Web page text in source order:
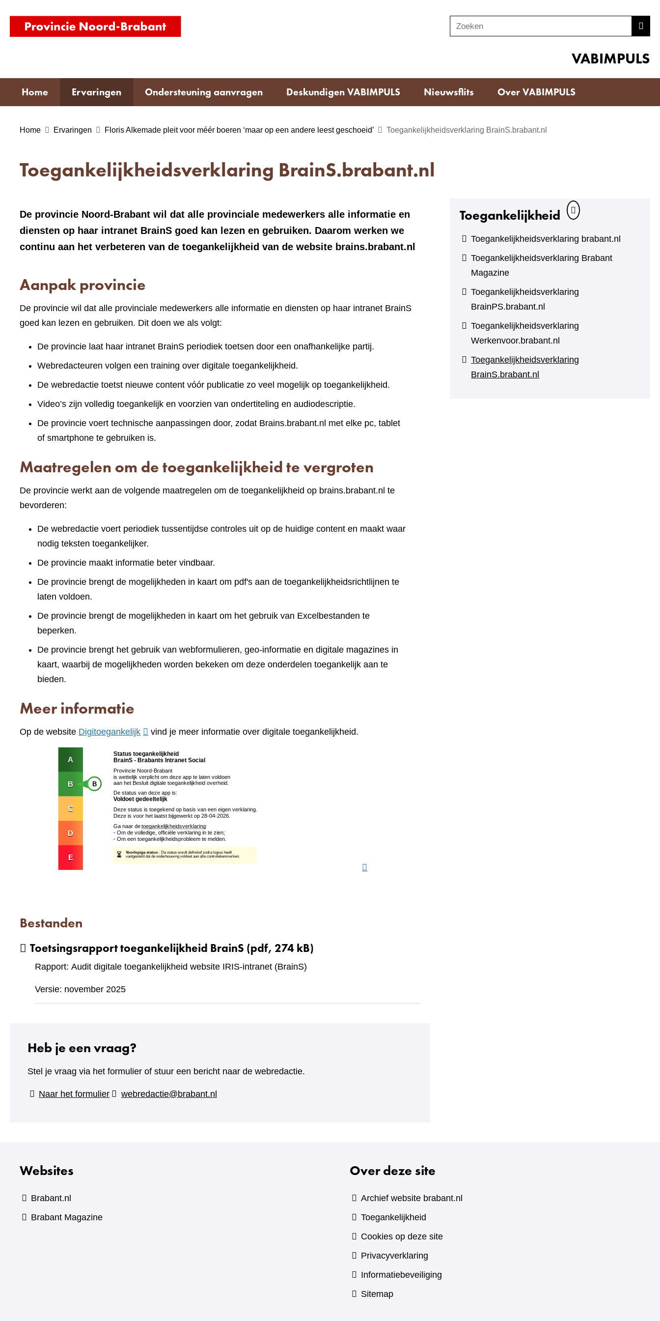
homepage)
o
e
n
Zoeken
VABIMPULS
Home Ervaringen Ondersteuning aanvragen Deskundigen VABIMPULS Nieuwsflits Over VABIMPULS
Home Ervaringen Floris Alkemade pleit voor méér boeren ‘maar op een andere leest geschoeid’ Toegankelijkheidsverklaring BrainS.brabant.nl
Toegankelijkheidsverklaring BrainS.brabant.nl
De provincie Noord-Brabant wil dat alle provinciale medewerkers alle informatie en
diensten op haar intranet BrainS goed kan lezen en gebruiken. Daarom werken we
continu aan het verbeteren van de toegankelijkheid van de website brains.brabant.nl
Aanpak provincie
De provincie wil dat alle provinciale medewerkers alle informatie en diensten op haar intranet BrainS
goed kan lezen en gebruiken. Dit doen we als volgt:
De provincie laat haar intranet BrainS periodiek toetsen door een onafhankelijke partij.
Webredacteuren volgen een training over digitale toegankelijkheid.
De webredactie toetst nieuwe content vóór publicatie zo veel mogelijk op toegankelijkheid.
Video’s zijn volledig toegankelijk en voorzien van ondertiteling en audiodescriptie.
De provincie voert technische aanpassingen door, zodat Brains.brabant.nl met elke pc, tablet
of smartphone te gebruiken is.
Maatregelen om de toegankelijkheid te vergroten
De provincie werkt aan de volgende maatregelen om de toegankelijkheid op brains.brabant.nl te
bevorderen:
De webredactie voert periodiek tussentijdse controles uit op de huidige content en maakt waar
nodig teksten toegankelijker.
De provincie maakt informatie beter vindbaar.
De provincie brengt de mogelijkheden in kaart om pdf's aan de toegankelijkheidsrichtlijnen te
laten voldoen.
De provincie brengt de mogelijkheden in kaart om het gebruik van Excelbestanden te
beperken.
De provincie brengt het gebruik van webformulieren, geo-informatie en digitale magazines in
kaart, waarbij de mogelijkheden worden bekeken om deze onderdelen toegankelijk aan te
bieden.
Meer informatie
Op de website Digitoegankelijk(verwijst
een
andere
website)
vind je meer informatie over digitale toegankelijkheid.
Bestanden
Toetsingsrapport toegankelijkheid BrainS (pdf, 274 kB)
Rapport: Audit digitale toegankelijkheid website IRIS-intranet (BrainS)
Versie: november 2025
Heb je een vraag?
Stel je vraag via het formulier of stuur een bericht naar de webredactie.
Naar het formulier(verwijst
webredactie@brabant.nl
Toegankelijkheid
Toegankelijkheidsverklaring brabant.nl
Toegankelijkheidsverklaring Brabant
Magazine
Toegankelijkheidsverklaring
BrainPS.brabant.nl
Toegankelijkheidsverklaring
Werkenvoor.brabant.nl
Toegankelijkheidsverklaring
BrainS.brabant.nl
Websites
Brabant.nl
Brabant Magazine(verwijst
Over deze site
Archief website brabant.nl
Toegankelijkheid
Cookies op deze site
Privacyverklaring
Informatiebeveiliging
Sitemap